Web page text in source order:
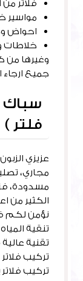
فلاتر
مواسير
احواض
خلاطات
وغيرها
جميع
سباك
فلتر )
عزيزي
مجاري،
مسدودة،
الكثير من
نؤمن لكم
تنقية
تقنية
تركيب
تركيب